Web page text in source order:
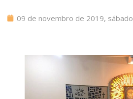
09 de novembro de 2019, sábado